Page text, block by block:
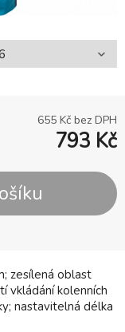
zesílená oblast
vkládání kolenních
nastavitelná délka
655 Kč bez DPH
793 Kč